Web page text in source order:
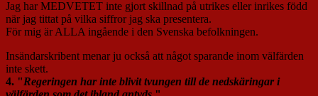
Jag har MEDVETET inte gjort skillnad på utrikes eller inrikes född
när jag tittat på vilka siffror jag ska presentera.
För mig är ALLA ingående i den Svenska befolkningen.
Insändarskribent menar ju också att något sparande inom välfärden
inte skett.
4. "Regeringen har inte blivit tvungen till de nedskäringar i